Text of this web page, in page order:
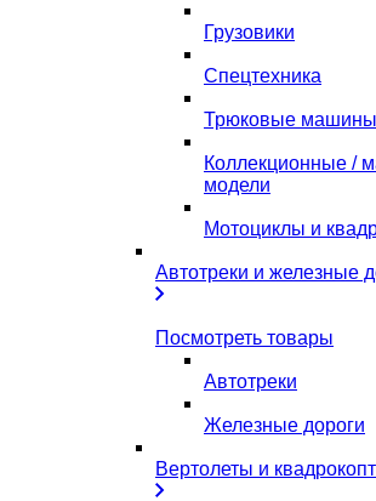
Грузовики
Спецтехника
Трюковые
Коллекционные /
модели
Мотоциклы и
Автотреки и железные
Посмотреть товары
Автотреки
Железные дороги
Вертолеты и